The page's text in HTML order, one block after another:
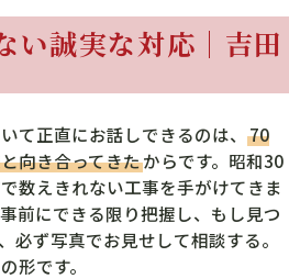
い誠実な対応｜吉田
て正直にお話しできるのは、 70
向き合ってきたからです。昭和30
数えきれない工事を手がけてきま
前にできる限り把握し、もし見つ
必ず写真でお見せして相談する。
形です。